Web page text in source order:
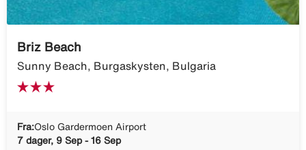
Briz Beach
Sunny Beach, Burgaskysten, Bulgaria
Fra:Oslo Gardermoen Airport
7 dager, 9 Sep - 16 Sep